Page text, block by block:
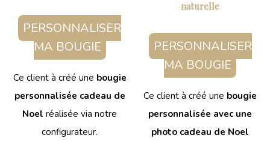
PERSONNALISER
MA BOUGIE
Ce client à créé une bougie
personnalisée cadeau de
Noelréalisée via notre
configurateur.
naturelle
PERSONNALISER
MA BOUGIE
Ce client à créé une bougie
personnalisée avec une
photo cadeau de Noel